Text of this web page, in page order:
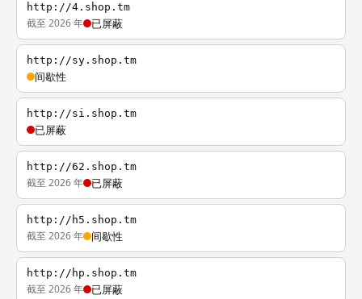
http://4.shop.tm
截至 2026 年 已屏蔽
http://sy.shop.tm
间歇性
http://si.shop.tm
已屏蔽
http://62.shop.tm
截至 2026 年 已屏蔽
http://h5.shop.tm
截至 2026 年 间歇性
http://hp.shop.tm
截至 2026 年 已屏蔽